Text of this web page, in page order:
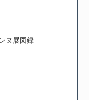
ヌ展図録